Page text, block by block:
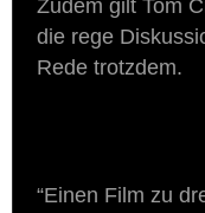
Zudem gilt Tom
die rege
Rede trotzdem.
“Einen Film zu